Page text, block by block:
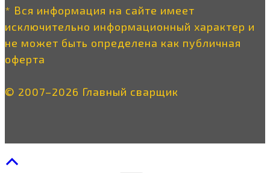
* Вся информация на сайте имеет
исключительно информационный характер и
не может быть определена как публичная
оферта
© 2007–2026 Главный сварщик